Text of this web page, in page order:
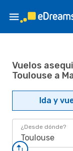
Vuelos
Toulouse a
Ida y
¿Desde dónde?
Toulouse